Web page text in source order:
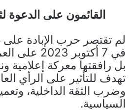
القائمون على الدعوة لثورة 26
لم تقتصر حرب الإبادة على
في 7 أكتوبر
بل رافقتها معركة إعلامية
تهدف للتأثير على الرأي
وضرب الثقة الداخلية،
السياسية.